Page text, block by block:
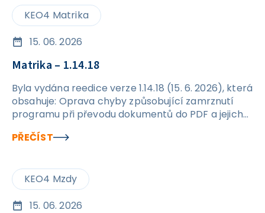
KEO4 Matrika
15. 06. 2026
Matrika – 1.14.18
Byla vydána reedice verze 1.14.18 (15. 6. 2026), která
obsahuje: Oprava chyby způsobující zamrznutí
programu při převodu dokumentů do PDF a jejich
PŘEČÍST
KEO4 Mzdy
15. 06. 2026